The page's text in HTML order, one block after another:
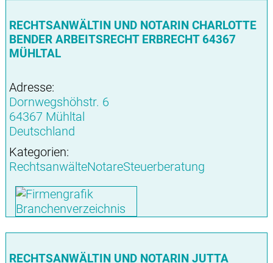
RECHTSANWÄLTIN UND NOTARIN CHARLOTTE
BENDER ARBEITSRECHT ERBRECHT 64367
MÜHLTAL
Adresse:
Dornwegshöhstr. 6
64367 Mühltal
Deutschland
Kategorien:
RechtsanwälteNotareSteuerberatung
RECHTSANWÄLTIN UND NOTARIN JUTTA